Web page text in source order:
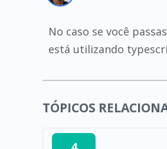
No caso se você
está utilizando
TÓPICOS